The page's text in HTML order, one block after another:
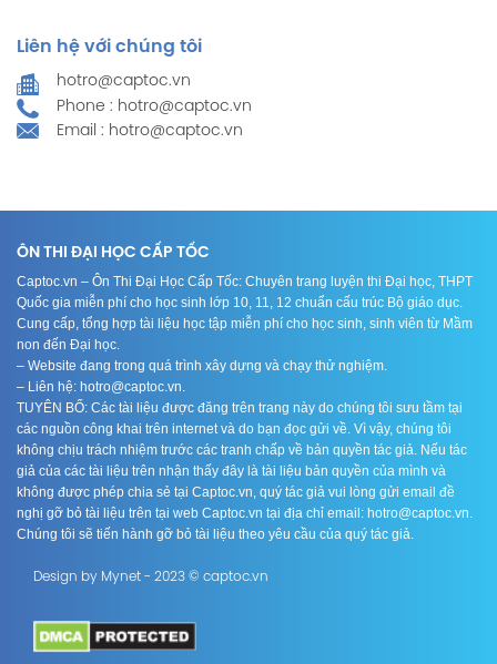
Liên hệ với chúng tôi
hotro@captoc.vn
Phone : hotro@captoc.vn
Email : hotro@captoc.vn
ÔN THI ĐẠI HỌC CẤP TỐC
Captoc.vn – Ôn Thi Đại Học Cấp Tốc: Chuyên trang luyện thi Đại học, THPT
Quốc gia miễn phí cho học sinh lớp 10, 11, 12 chuẩn cấu trúc Bộ giáo dục.
Cung cấp, tổng hợp tài liệu học tập miễn phí cho học sinh, sinh viên từ Mầm
non đến Đại học.
– Website đang trong quá trình xây dựng và chạy thử nghiệm.
– Liên hệ: hotro@captoc.vn.
TUYÊN BỐ: Các tài liệu được đăng trên trang này do chúng tôi sưu tầm tại
các nguồn công khai trên internet và do bạn đọc gửi về. Vì vậy, chúng tôi
không chịu trách nhiệm trước các tranh chấp về bản quyền tác giả. Nếu tác
giả của các tài liệu trên nhận thấy đây là tài liệu bản quyền của mình và
không được phép chia sẻ tại Captoc.vn, quý tác giả vui lòng gửi email đề
nghị gỡ bỏ tài liệu trên tại web Captoc.vn tại địa chỉ email: hotro@captoc.vn.
Chúng tôi sẽ tiến hành gỡ bỏ tài liệu theo yêu cầu của quý tác giả.
Design by Mynet - 2023 © captoc.vn